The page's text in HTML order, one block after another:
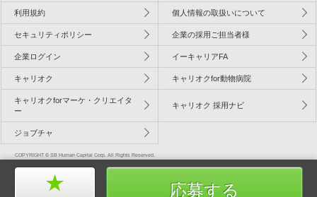
応募する
利用規約 個人情報の取扱いについて
セキュリティポリシー 企業の採用ご担当者様
企業ログイン イーキャリアFA
キャリオク キャリオクfor動物病院
キャリオクforマーケ・クリエイタ
ー
キャリオク 採用ナビ
ジョブチャ
COPYRIGHT © SB Human Capital Corp. All Rights Reserved.